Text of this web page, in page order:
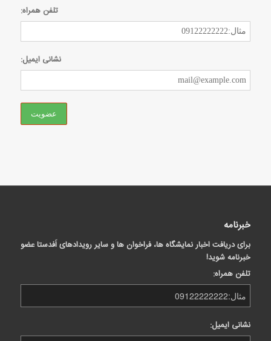
تلفن همراه:
نشانی ایمیل:
خبرنامه
برای دریافت اخبار نمایشگاه ها، فراخوان ها و سایر رویدادهای اَفدستا عضو
خبرنامه شوید!
تلفن همراه:
نشانی ایمیل: